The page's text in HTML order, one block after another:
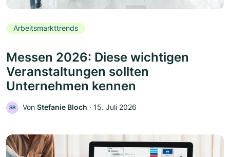
Arbeitsmarkttrends
Messen 2026: Diese wichtigen
Veranstaltungen sollten
Unternehmen kennen
SB Von Stefanie Bloch ‧ 15. Juli 2026